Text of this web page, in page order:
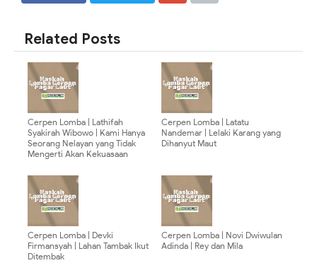
Related Posts
Cerpen Lomba | Lathifah
Syakirah Wibowo | Kami Hanya
Seorang Nelayan yang Tidak
Mengerti Akan Kekuasaan
Cerpen Lomba | Latatu
Nandemar | Lelaki Karang yang
Dihanyut Maut
Cerpen Lomba | Devki
Firmansyah | Lahan Tambak Ikut
Ditembak
Cerpen Lomba | Novi Dwiwulan
Adinda | Rey dan Mila